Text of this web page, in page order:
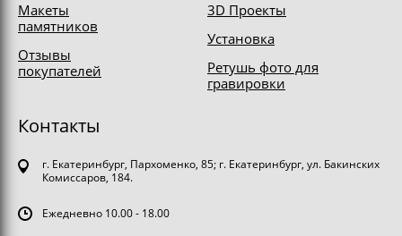
Макеты
памятников
Отзывы
покупателей
3D Проекты
Установка
Ретушь фото для
гравировки
Контакты
г. Екатеринбург, Пархоменко, 85; г. Екатеринбург, ул. Бакинских
Комиссаров, 184.
Ежедневно 10.00 - 18.00